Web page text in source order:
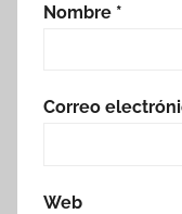
Nombre *
Correo
Web